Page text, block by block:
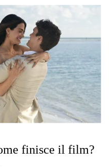
finisce il film?